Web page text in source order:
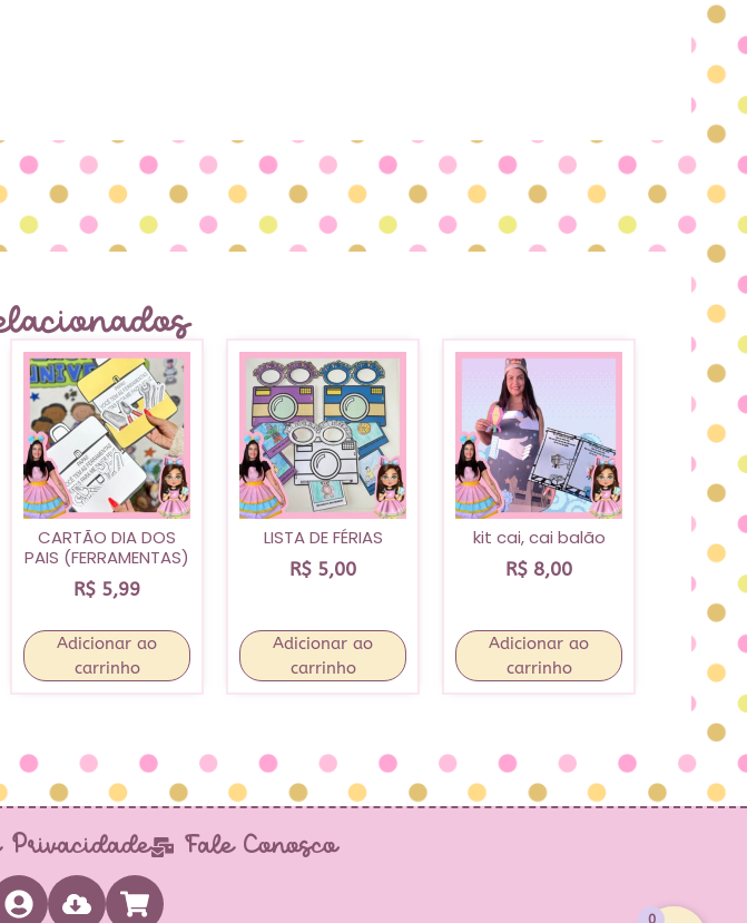
CARTÃO DIA DOS
PAIS (FERRAMENTAS)
R$ 5,99
Adicionar ao
carrinho
LISTA DE FÉRIAS
R$ 5,00
Adicionar ao
carrinho
kit cai, cai balão
R$ 8,00
Adicionar ao
carrinho
Privacidade Fale Conosco
0